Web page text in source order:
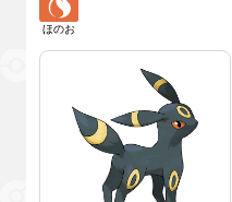
ほのお